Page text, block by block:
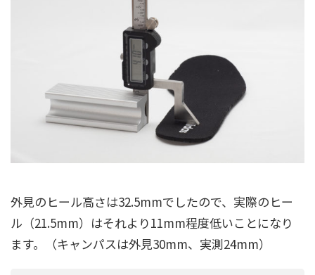
外見のヒール高さは32.5mmでしたので、実際のヒー
ル（21.5mm）はそれより11mm程度低いことになり
ます。（キャンパスは外見30mm、実測24mm）